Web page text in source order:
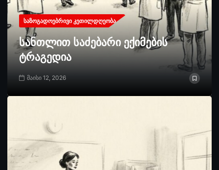
ᲡᲐᲖᲝᲒᲐᲓᲝᲔᲑᲠᲘᲕᲘ ᲙᲔᲗᲘᲚᲓᲦᲔᲝᲑᲐ
სანთლით საძებარი ექიმების
ტრაგედია
მაისი 12, 2026